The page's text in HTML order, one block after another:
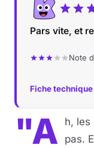
Pars vite, et
Note
Fiche
"A h, les
pas.